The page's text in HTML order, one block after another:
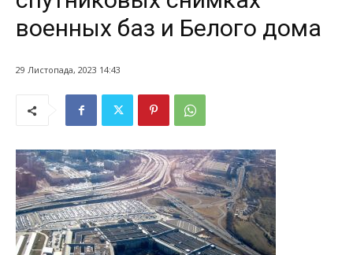
военных баз и Белого дома
29 Листопада, 2023 14:43